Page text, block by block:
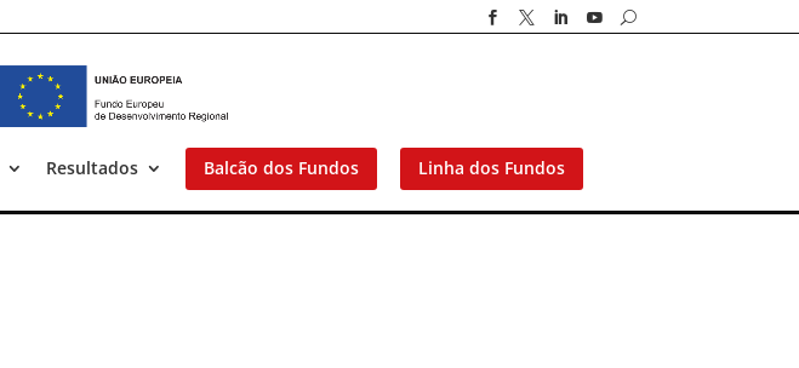
    U
Resultados Balcão dos Fundos Linha dos Fundos